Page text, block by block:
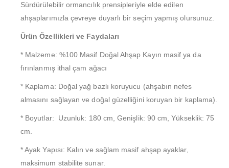
Sürdürülebilir ormancılık prensipleriyle elde edilen
ahşaplarımızla çevreye duyarlı bir seçim yapmış olursunuz.
Ürün Özellikleri ve Faydaları
* Malzeme: %100 Masif Doğal Ahşap Kayın masif ya da
fırınlanmış ithal çam ağacı
* Kaplama: Doğal yağ bazlı koruyucu (ahşabın nefes
almasını sağlayan ve doğal güzelliğini koruyan bir kaplama).
* Boyutlar: Uzunluk: 180 cm, Genişlik: 90 cm, Yükseklik: 75
cm.
* Ayak Yapısı: Kalın ve sağlam masif ahşap ayaklar,
maksimum stabilite sunar.